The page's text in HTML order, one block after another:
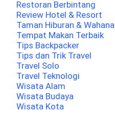
Restoran Berbintang
Review Hotel & Resort
Taman Hiburan & Wahana
Tempat Makan Terbaik
Tips Backpacker
Tips dan Trik Travel
Travel Solo
Travel Teknologi
Wisata Alam
Wisata Budaya
Wisata Kota